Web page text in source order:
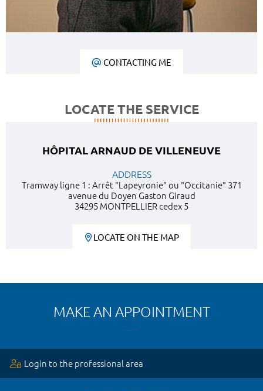
CONTACTING ME
LOCATE THE SERVICE
HÔPITAL ARNAUD DE VILLENEUVE
ADDRESS
Tramway ligne 1 : Arrêt "Lapeyronie" ou "Occitanie" 371
avenue du Doyen Gaston Giraud
34295 MONTPELLIER cedex 5
LOCATE ON THE MAP
MAKE AN APPOINTMENT
Login to the professional area